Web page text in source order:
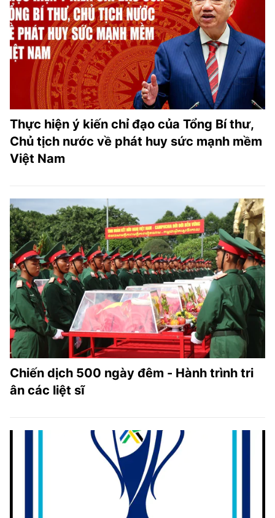
Thực hiện ý kiến chỉ đạo của Tổng Bí thư,
Chủ tịch nước về phát huy sức mạnh mềm
Việt Nam
Chiến dịch 500 ngày đêm - Hành trình tri
ân các liệt sĩ